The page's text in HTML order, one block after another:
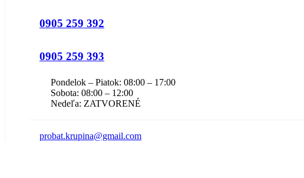
0905 259 392
0905 259 393
Pondelok – Piatok: 08:00 – 17:00
Sobota: 08:00 – 12:00
Nedeľa: ZATVORENÉ
probat.krupina@gmail.com